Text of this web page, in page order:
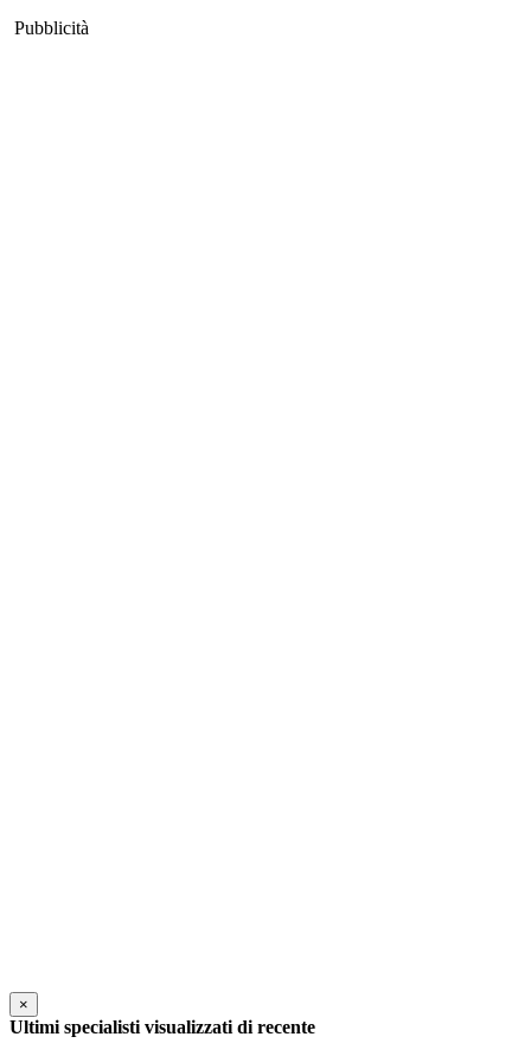
Pubblicità
×
Ultimi specialisti visualizzati di recente